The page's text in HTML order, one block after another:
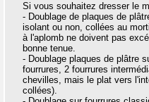
Si vous souhaitez dresser le
- Doublage de plaques de
isolant ou non, collées au
à l'aplomb ne doivent pas
bonne tenue.
- Doublage plaques de plâtre
fourrures, 2 fourrures
chevilles, mais le plat vers
collées).